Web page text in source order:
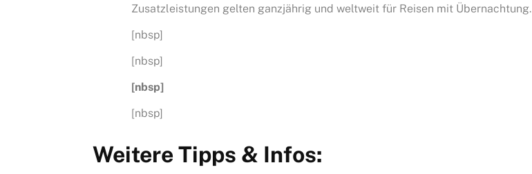
Zusatzleistungen gelten ganzjährig und weltweit für Reisen mit Übernachtung.
[nbsp]
[nbsp]
[nbsp]
[nbsp]
Weitere Tipps & Infos: